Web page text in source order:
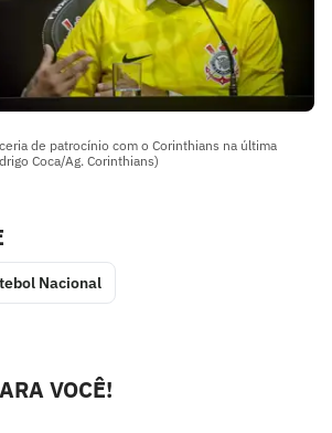
de patrocínio com o Corinthians na última
Coca/Ag. Corinthians)
Nacional
VOCÊ!